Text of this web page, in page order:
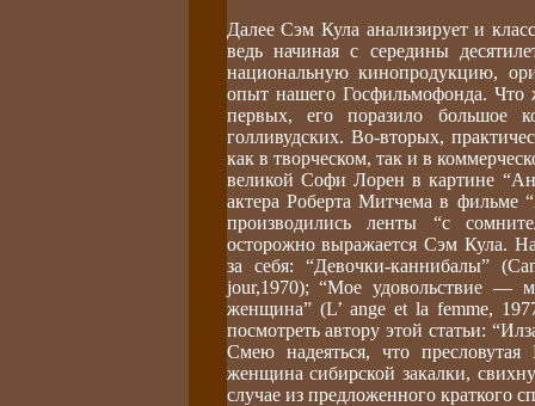
Далее Сэм Кула анализирует и
ведь начиная с середины
национальную кинопродукцию,
опыт нашего Госфильмофонда. Что
первых, его поразило большое
голливудских. Во-вторых,
как в творческом, так и в
великой Софи Лорен в картине
актера Роберта Митчема в фильме
производились ленты “с
осторожно выражается Сэм Кула.
за себя: “Девочки-каннибалы”
jour,1970); “Мое удовольствие —
женщина” (L’ ange et la femme,
посмотреть автору этой статьи:
Смею надеяться, что
женщина сибирской закалки,
случае из предложенного краткого